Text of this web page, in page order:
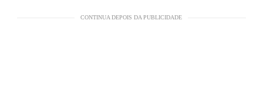
CONTINUA DEPOIS DA PUBLICIDADE